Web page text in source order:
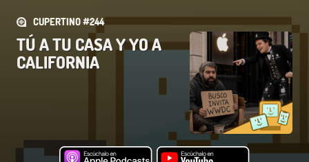
CUPERTINO #244
TÚ A TU CASA Y YO A
CALIFORNIA